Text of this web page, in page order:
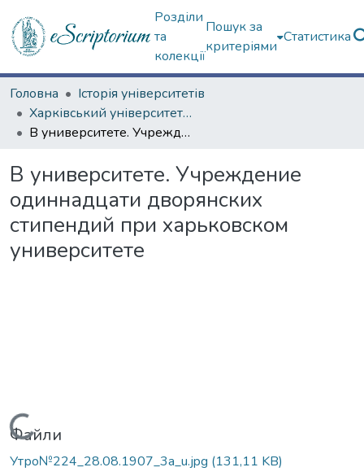
Розділи
та
колекції
Пошук за
критеріями
Статистика
Головна
Історія університетів
Харківський університет (сторінками періодичних видань)
В университете. Учреждение одиннадцати дворянских стипендий при харьковском университете
В университете. Учреждение
одиннадцати дворянских
стипендий при харьковском
университете
Вантажиться...
Файли
Утро№224_28.08.1907_3a_u.jpg (131,11 KB)